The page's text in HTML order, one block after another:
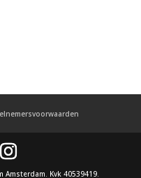
Kvk 40539419.